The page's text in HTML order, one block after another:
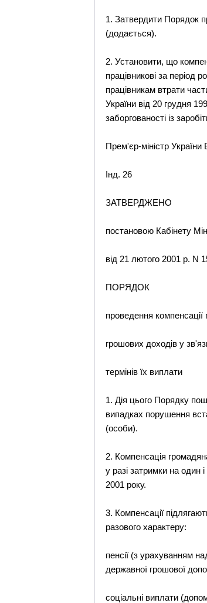
1. Затвердити Порядок
(додається).
2. Установити, що
працівникові за період
працівникам втрати
України від 20 грудня
заборгованості із
Прем'єр-міністр
Інд. 26
ЗАТВЕРДЖЕНО
постановою Кабінету
від 21 лютого 2001 р. N
ПОРЯДОК
проведення
грошових доходів у
термінів їх виплати
1. Дія цього Порядку
випадках порушення
(особи).
2. Компенсація
у разі затримки на один
2001 року.
3. Компенсації
разового характеру:
пенсії (з урахуванням
державної грошової
соціальні виплати